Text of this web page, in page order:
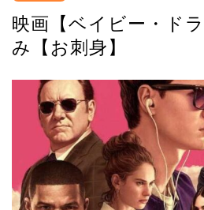
映画【ベイビー・ド
み【お刺身】